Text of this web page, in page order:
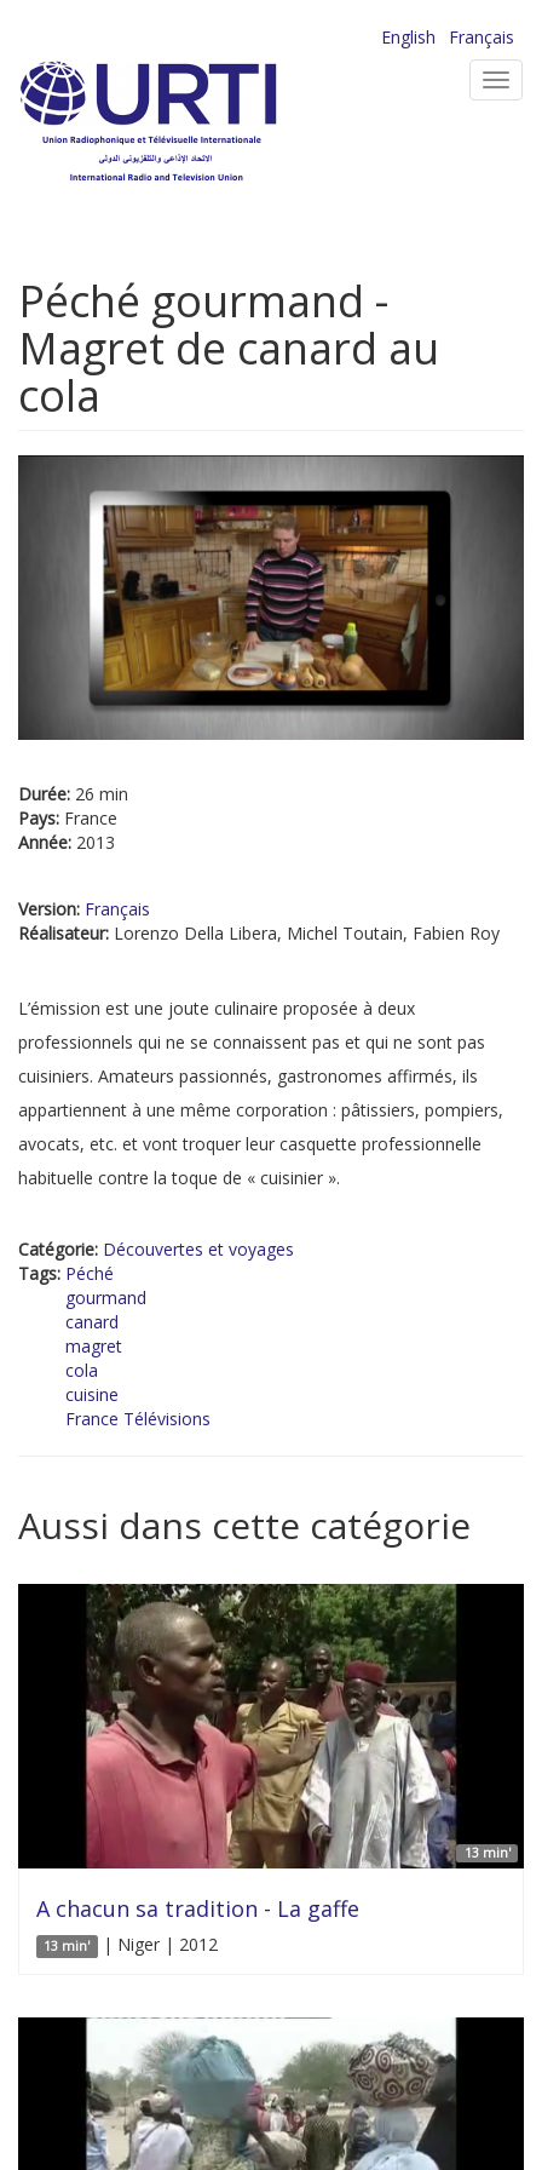
contenu
principal
English
Français
Péché gourmand -
Magret de canard au
cola
Durée: 26 min
Pays: France
Année: 2013
Version: Français
Réalisateur: Lorenzo Della Libera, Michel Toutain, Fabien Roy
L’émission est une joute culinaire proposée à deux
professionnels qui ne se connaissent pas et qui ne sont pas
cuisiniers. Amateurs passionnés, gastronomes affirmés, ils
appartiennent à une même corporation : pâtissiers, pompiers,
avocats, etc. et vont troquer leur casquette professionnelle
habituelle contre la toque de « cuisinier ».
Catégorie: Découvertes et voyages
Tags: Péché
gourmand
canard
magret
cola
cuisine
France Télévisions
Aussi dans cette catégorie
13 min'
A chacun sa tradition - La gaffe
13 min' | Niger | 2012